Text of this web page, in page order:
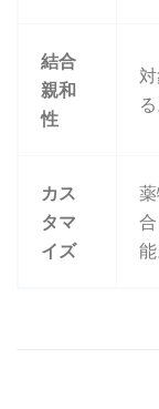
結合
親和
性
る
カス
タマ
イズ
能